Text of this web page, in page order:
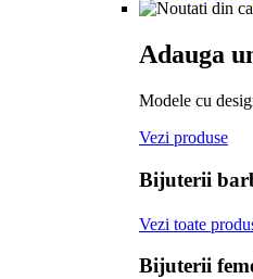
Adauga
Modele cu
Vezi produse
Bijuterii
Vezi toate
Bijuterii